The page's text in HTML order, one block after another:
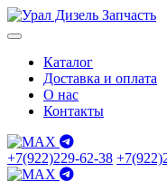
Каталог
Доставка и оплата
О нас
Контакты
+7(922)229-62-38